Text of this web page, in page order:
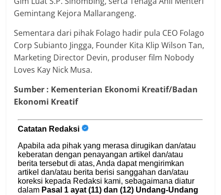
Gemintang Kejora Mallarangeng.
Sementara dari pihak Folago hadir pula CEO Folago
Corp Subianto Jingga, Founder Kita Klip Wilson Tan,
Marketing Director Devin, produser film Nobody
Loves Kay Nick Musa.
Sumber : Kementerian Ekonomi Kreatif/Badan
Ekonomi Kreatif